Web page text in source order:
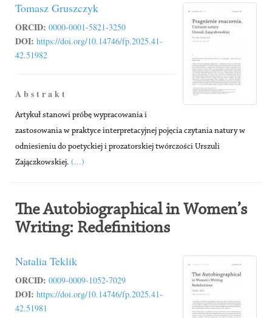
Tomasz Gruszczyk
ORCID: 0000-0001-5821-3250
DOI: https://doi.org/10.14746/fp.2025.41-
42.51982
A b s t r a k t
Artykuł stanowi próbę wypracowania i
zastosowania w praktyce interpretacyjnej pojęcia czytania natury w
odniesieniu do poetyckiej i prozatorskiej twórczości Urszuli
Zajączkowskiej. (...)
The Autobiographical in Women’s
Writing: Redefinitions
Natalia Teklik
ORCID: 0009-0009-1052-7029
DOI: https://doi.org/10.14746/fp.2025.41-
42.51981